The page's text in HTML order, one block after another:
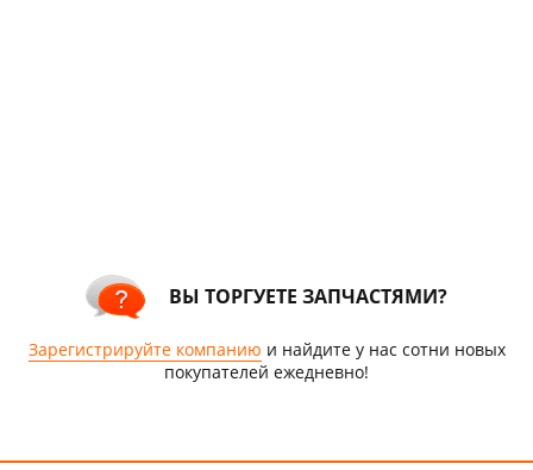
ВЫ ТОРГУЕТЕ ЗАПЧАСТЯМИ?
Зарегистрируйте компанию и найдите у нас сотни новых
покупателей ежедневно!